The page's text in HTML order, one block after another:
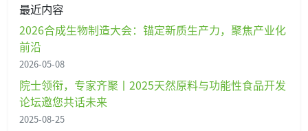
最近内容
2026合成生物制造大会：锚定新质生产力，聚焦产业化
前沿
2026-05-08
院士领衔，专家齐聚丨2025天然原料与功能性食品开发
论坛邀您共话未来
2025-08-25